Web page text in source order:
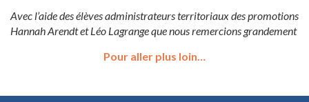
Avec l’aide des élèves administrateurs territoriaux des promotions
Hannah Arendt et Léo Lagrange que nous remercions grandement
Pour aller plus loin…